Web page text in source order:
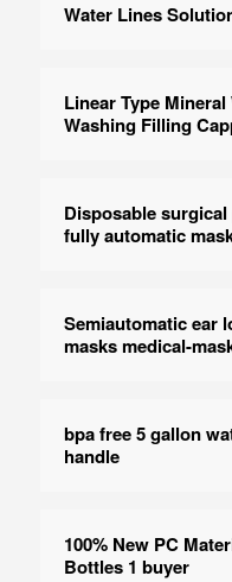
Water Lines
Linear Type
Washing Filling
Disposable
fully automatic
Semiautomatic ear
masks medical-
bpa free 5 gallon
handle
100% New PC
Bottles 1 buyer